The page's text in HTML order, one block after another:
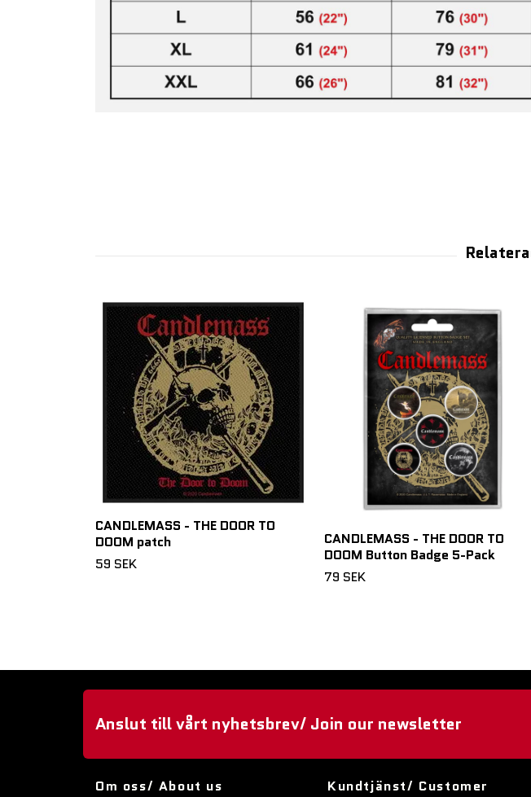
CANDLEMASS - THE DOOR TO
DOOM patch
59 SEK
CANDLEMASS - THE DOOR TO
DOOM Button Badge 5-Pack
79 SEK
Anslut till vårt nyhetsbrev/ Join our newsletter
Om oss/ About us
Kundtjänst/ Customer